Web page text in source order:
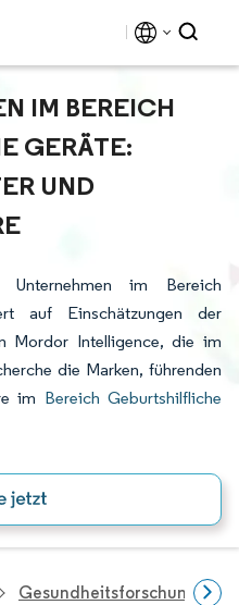
IM BEREICH
GERÄTE:
UND
im Bereich
auf Einschätzungen der
Mordor Intelligence, die im
die Marken, führenden
im Bereich Geburtshilfliche
Gesundheitsforschung